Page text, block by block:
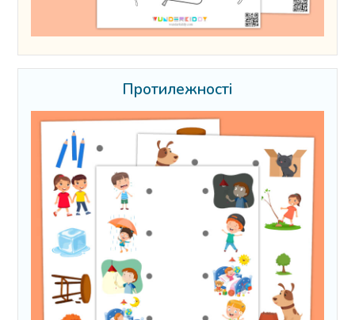
Протилежності